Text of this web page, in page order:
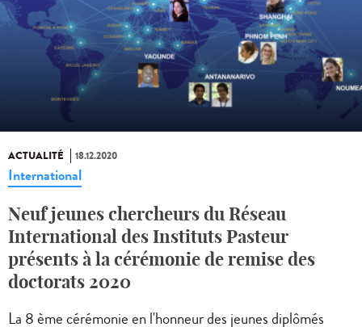
ACTUALITÉ 18.12.2020
International
Neuf jeunes chercheurs du Réseau
International des Instituts Pasteur
présents à la cérémonie de remise des
doctorats 2020
La 8 ème cérémonie en l'honneur des jeunes diplômés